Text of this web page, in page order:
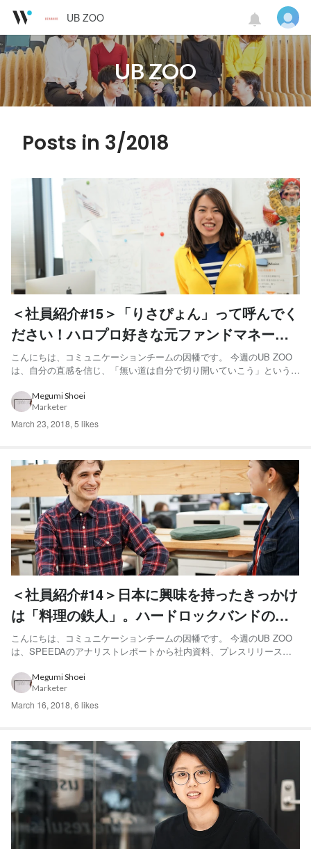
UB ZOO
UB ZOO
Posts in 3/2018
＜社員紹介#15＞「りさぴょん」って呼んでく
ださい！ハロプロ好きな元ファンドマネージ
ャー
こんにちは、コミュニケーションチームの因幡です。 今週のUB ZOO
は、自分の直感を信じ、「無い道は自分で切り開いていこう」というエ
ールスを担当している藤野についてご紹介いたします。 分類：事業開
発・営業属 ハロプロオタク科 学名：藤...
Megumi Shoei
Marketer
March 23, 2018, 5 likes
＜社員紹介#14＞日本に興味を持ったきっかけ
は「料理の鉄人」。ハードロックバンドのギ
ターリストの顔をもつ翻訳家
こんにちは、コミュニケーションチームの因幡です。 今週のUB ZOO
は、SPEEDAのアナリストレポートから社内資料、プレスリリースま
Translation TeamのKennethについてご紹介します。 分類：翻訳属 ハ
ードロックバンド科 学名：Ken...
Megumi Shoei
Marketer
March 16, 2018, 6 likes